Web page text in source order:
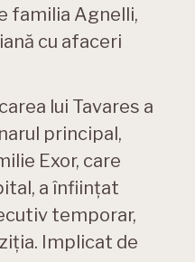
familia Agnelli,
cu afaceri
lui Tavares a
principal,
Exor, care
a înființat
temporar,
Implicat de